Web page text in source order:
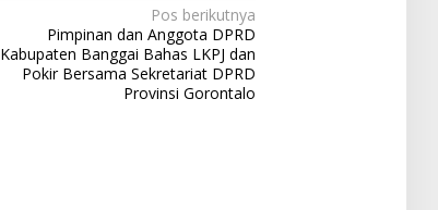
Pos berikutnya
Pimpinan dan Anggota DPRD
Kabupaten Banggai Bahas LKPJ dan
Pokir Bersama Sekretariat DPRD
Provinsi Gorontalo